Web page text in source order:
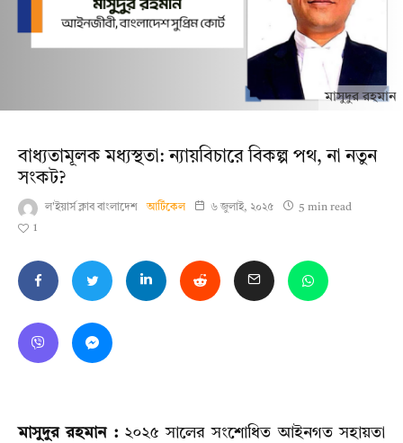
মাসুদুর রহমান
বাধ্যতামূলক মধ্যস্থতা: ন্যায়বিচারে বিকল্প পথ, না নতুন
সংকট?
ল'ইয়ার্স ক্লাব বাংলাদেশ আর্টিকেল ৬ জুলাই, ২০২৫
5 min read
1
মাসুদুর রহমান :২০২৫ সালের সংশোধিত আইনগত সহায়তা